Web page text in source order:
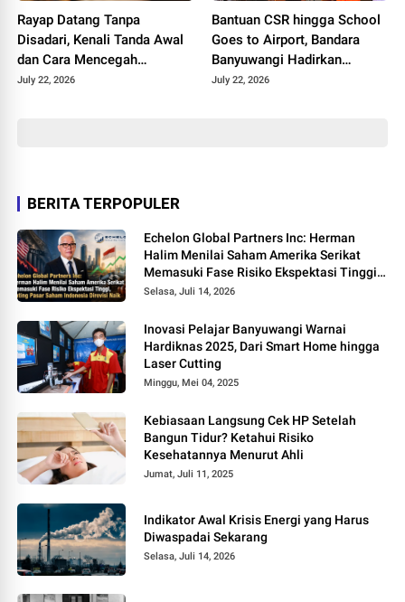
Rayap Datang Tanpa
Disadari, Kenali Tanda Awal
dan Cara Mencegah
Kerusakan Sebelum
July 22, 2026
Bantuan CSR hingga School
Goes to Airport, Bandara
Banyuwangi Hadirkan
Keceriaan Hari Anak
July 22, 2026
BERITA TERPOPULER
Echelon Global Partners Inc: Herman
Halim Menilai Saham Amerika Serikat
Memasuki Fase Risiko Ekspektasi Tinggi,
Rating Pasar Saham Indonesia Direvisi
Selasa, Juli 14, 2026
Inovasi Pelajar Banyuwangi Warnai
Hardiknas 2025, Dari Smart Home hingga
Laser Cutting
Minggu, Mei 04, 2025
Kebiasaan Langsung Cek HP Setelah
Bangun Tidur? Ketahui Risiko
Kesehatannya Menurut Ahli
Jumat, Juli 11, 2025
Indikator Awal Krisis Energi yang Harus
Diwaspadai Sekarang
Selasa, Juli 14, 2026